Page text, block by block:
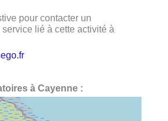
pour contacter un
lié à cette activité à
à Cayenne :